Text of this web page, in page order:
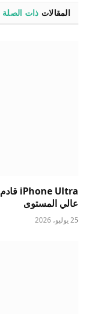
المقالات ذات الصلة
عالي المستوى
25 يوليو، 2026